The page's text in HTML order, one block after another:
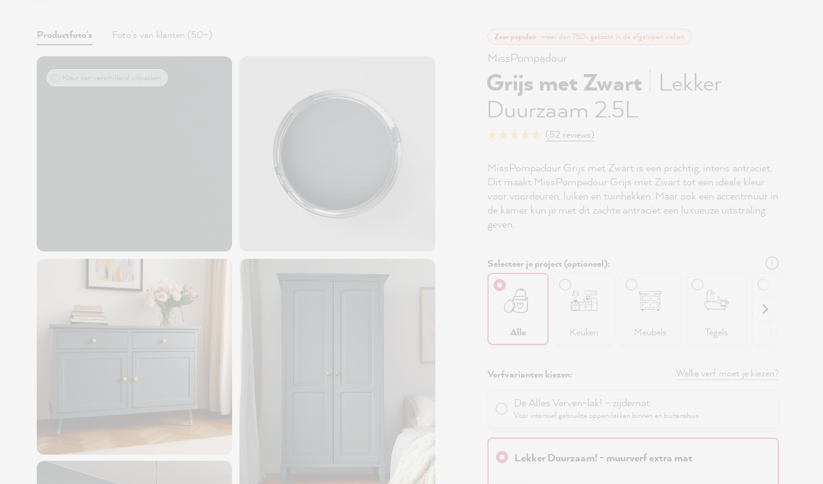
Productfoto's Foto's van klanten (50+)
Kleur kan verschillend uitpakken
Zeer populair: meer dan 750x gekocht in de afgelopen weken.
MissPompadour
Grijs met Zwart Lekker
Duurzaam 2.5L
(52 reviews)
MissPompadour Grijs met Zwart is een prachtig, intens antraciet.
Dit maakt MissPompadour Grijs met Zwart tot een ideale kleur
voor voordeuren, luiken en tuinhekken. Maar ook een accentmuur in
de kamer kun je met dit zachte antraciet een luxueuze uitstraling
geven.
Selecteer je project (optioneel):
Alle Keuken Meubels Tegels
Verfvarianten kiezen: Welke verf moet je kiezen?
De Alles Verven-lak! - zijdemat
Voor intensief gebruikte oppervlakken binnen en buitenshuis
Lekker Duurzaam! - muurverf extra mat